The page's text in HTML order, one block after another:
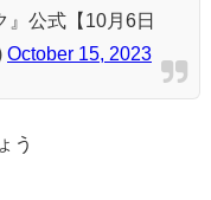
公式【10月6日
October 15, 2023
う